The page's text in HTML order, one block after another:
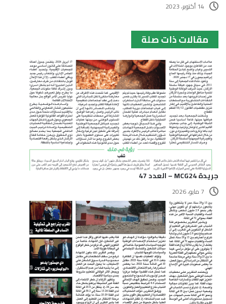
14 أكتوبر، 2023
مقالات ذات صلة
جريدة MCG24 – العدد 47
7 مايو، 2026